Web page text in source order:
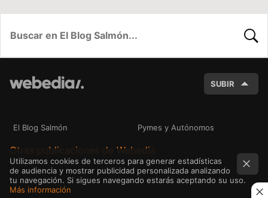
SUBIR
El Blog Salmón Pymes y Autónomos
Otras publicaciones de Webedia
Utilizamos cookies de terceros para generar estadísticas
de audiencia y mostrar publicidad personalizada analizando
tu navegación. Si sigues navegando estarás aceptando su uso.
Más información